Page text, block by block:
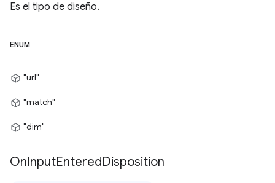
Es el tipo de diseño.
ENUM
"url"
"match"
"dim"
OnInputEnteredDisposition